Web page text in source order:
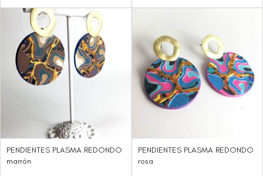
PENDIENTES PLASMA REDONDO
marrón
PENDIENTES PLASMA REDONDO
rosa